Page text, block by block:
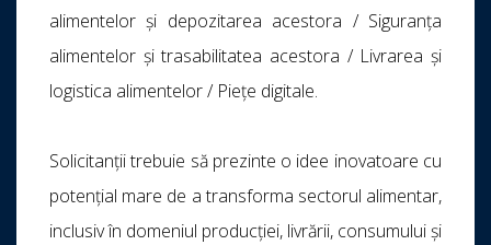
alimentelor și depozitarea acestora / Siguranța
alimentelor și trasabilitatea acestora / Livrarea și
logistica alimentelor / Piețe digitale.
Solicitanții trebuie să prezinte o idee inovatoare cu
potențial mare de a transforma sectorul alimentar,
inclusiv în domeniul producției, livrării, consumului și